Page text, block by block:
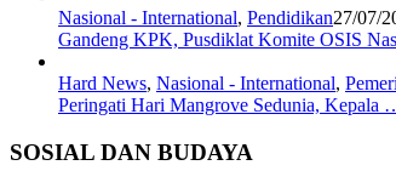
Nasional - International, Pendidikan27/07/
Gandeng KPK, Pusdiklat Komite OSIS
Hard News, Nasional - International,
Peringati Hari Mangrove Sedunia, Kepala
SOSIAL DAN BUDAYA